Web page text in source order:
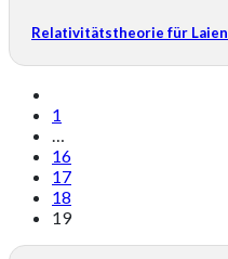
Relativitätstheorie für Laien
1
…
16
17
18
19